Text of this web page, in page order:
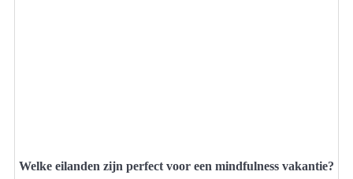
Welke eilanden zijn perfect voor een mindfulness vakantie?